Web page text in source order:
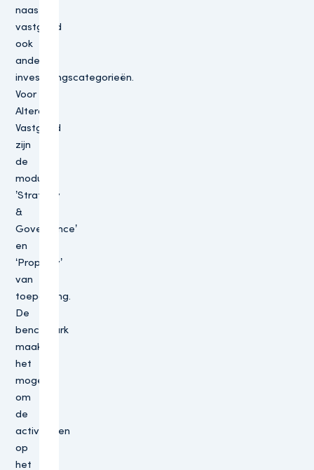
naast
vastgoed
ook
andere
investeringscategorieën.
Voor
Altera
Vastgoed
zijn
de
modules
’Strategy
&
Governance’
en
‘Property’
van
toepassing.
De
benchmark
maakt
het
mogelijk
om
de
activiteiten
op
het